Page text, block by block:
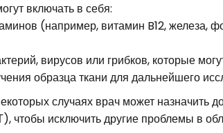
включать в себя:
(например, витамин B12, железа,
вирусов или грибков, которые
образца ткани для дальнейшего
случаях врач может назначить
чтобы исключить другие проблемы в